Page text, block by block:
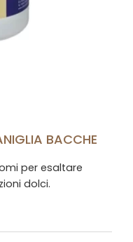
BACCHE
per esaltare
dolci.